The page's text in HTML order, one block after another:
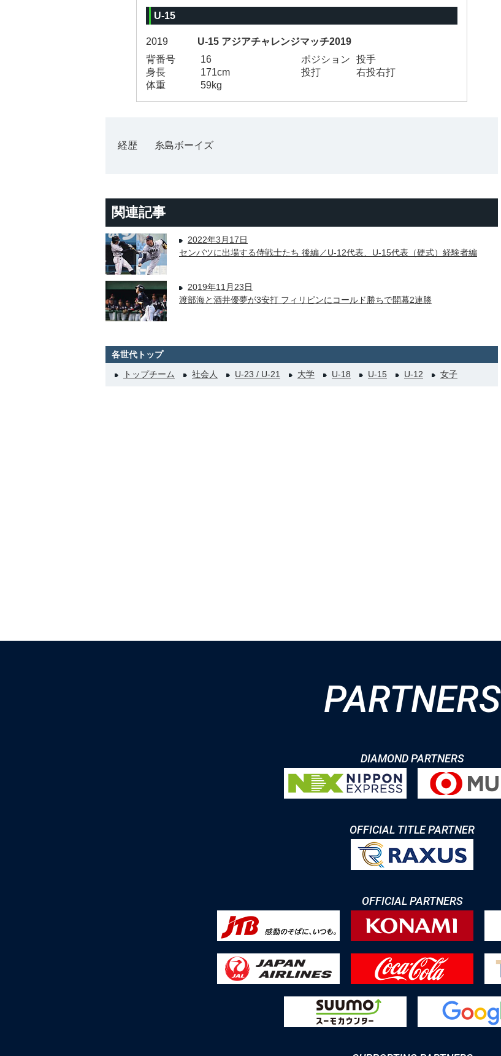
U-15
2019
U-15 アジアチャレンジマッチ2019
背番号
16 ポジション
投手
身長
171cm 投打
右投右打
体重
59kg
経歴 糸島ボーイズ
関連記事
2022年3月17日
センバツに出場する侍戦士たち 後編／U-12代表、U-15代表（硬式）経験者編
2019年11月23日
渡部海と酒井優夢が3安打 フィリピンにコールド勝ちで開幕2連勝
各世代トップ
トップチーム
社会人 U-23 / U-21 大学 U-18 U-15 U-12 女子
PARTNERS
DIAMOND PARTNERS
OFFICIAL TITLE PARTNER
OFFICIAL PARTNERS